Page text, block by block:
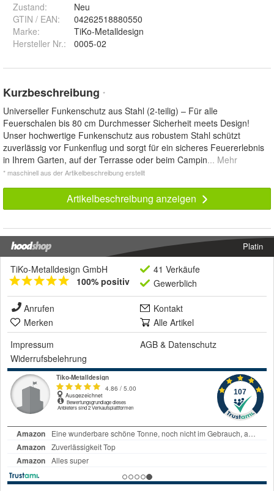
Zustand:
Neu
GTIN / EAN:
04262518880550
Marke:
TiKo-Metalldesign
Hersteller Nr.:
0005-02
Kurzbeschreibung *
Universeller Funkenschutz aus Stahl (2-teilig) – Für alle
Feuerschalen bis 80 cm Durchmesser Sicherheit meets Design!
Unser hochwertige Funkenschutz aus robustem Stahl schützt
zuverlässig vor Funkenflug und sorgt für ein sicheres Feuererlebnis
in Ihrem Garten, auf der Terrasse oder beim Campin... Mehr
* maschinell aus der Artikelbeschreibung erstellt
Artikelbeschreibung anzeigen
Platin
TiKo-Metalldesign GmbH
100% positiv
41 Verkäufe
Gewerblich
Anrufen
Kontakt
Merken
Alle Artikel
Impressum
AGB & Datenschutz
Widerrufsbelehrung